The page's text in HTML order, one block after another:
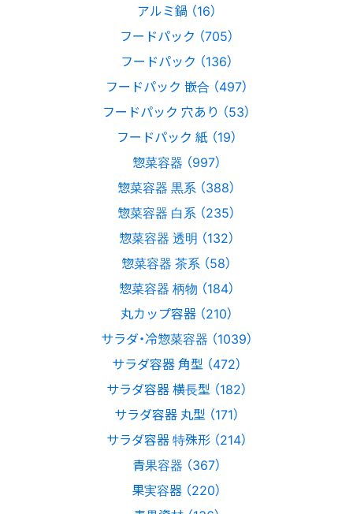
アルミ鍋 （16）
フードパック （705）
フードパック （136）
フードパック 嵌合 （497）
フードパック 穴あり （53）
フードパック 紙 （19）
惣菜容器 （997）
惣菜容器 黒系 （388）
惣菜容器 白系 （235）
惣菜容器 透明 （132）
惣菜容器 茶系 （58）
惣菜容器 柄物 （184）
丸カップ容器 （210）
サラダ・冷惣菜容器 （1039）
サラダ容器 角型 （472）
サラダ容器 横長型 （182）
サラダ容器 丸型 （171）
サラダ容器 特殊形 （214）
青果容器 （367）
果実容器 （220）